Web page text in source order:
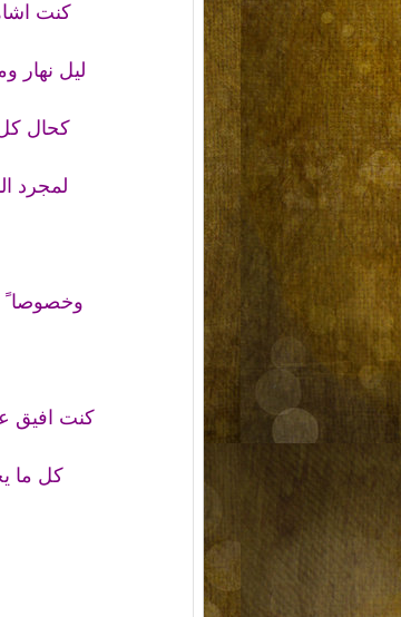
كنت
ليل نهار
كحال
لمجرد
وخصوصا
كنت افيق
كل ما